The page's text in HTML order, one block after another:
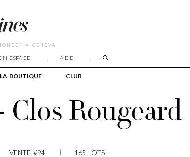
• GENEVA
LA BOUTIQUE CLUB
ESPACE AIDE
Clos Rougeard
VENTE #94 165 LOTS